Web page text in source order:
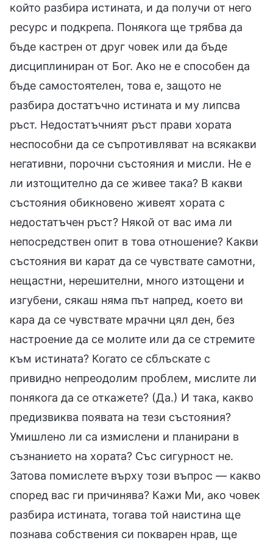
който разбира истината, и да получи от него
ресурс и подкрепа. Понякога ще трябва да
бъде кастрен от друг човек или да бъде
дисциплиниран от Бог. Ако не е способен да
бъде самостоятелен, това е, защото не
разбира достатъчно истината и му липсва
ръст. Недостатъчният ръст прави хората
неспособни да се съпротивляват на всякакви
негативни, порочни състояния и мисли. Не е
ли изтощително да се живее така? В какви
състояния обикновено живеят хората с
недостатъчен ръст? Някой от вас има ли
непосредствен опит в това отношение? Какви
състояния ви карат да се чувствате самотни,
нещастни, нерешителни, много изтощени и
изгубени, сякаш няма път напред, което ви
кара да се чувствате мрачни цял ден, без
настроение да се молите или да се стремите
към истината? Когато се сблъскате с
привидно непреодолим проблем, мислите ли
понякога да се откажете? (Да.) И така, какво
предизвиква появата на тези състояния?
Умишлено ли са измислени и планирани в
съзнанието на хората? Със сигурност не.
Затова помислете върху този въпрос — какво
според вас ги причинява? Кажи Ми, ако човек
разбира истината, тогава той наистина ще
познава собствения си покварен нрав, ще